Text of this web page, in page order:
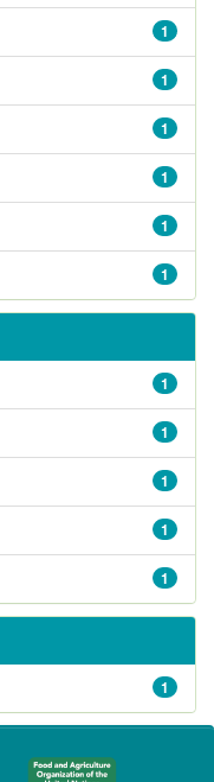
1
1
1
1
1
1
1
1
1
1
1
1